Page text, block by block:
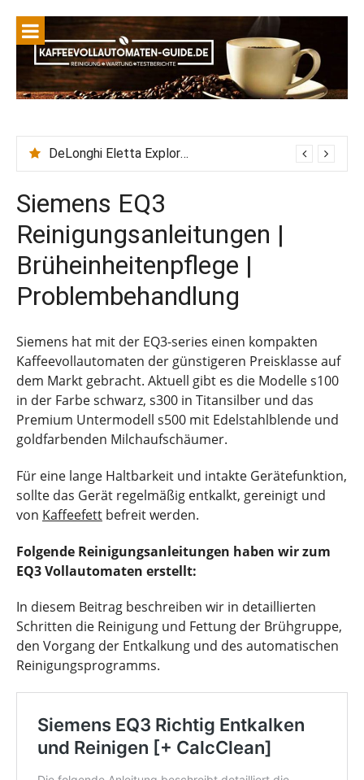
DeLonghi Eletta Explore Wasserhärte einstellen + Wasserfilter einsetzen
Siemens EQ3
Reinigungsanleitungen |
Brüheinheitenpflege |
Problembehandlung
Siemens hat mit der EQ3-series einen kompakten
Kaffeevollautomaten der günstigeren Preisklasse auf
dem Markt gebracht. Aktuell gibt es die Modelle s100
in der Farbe schwarz, s300 in Titansilber und das
Premium Untermodell s500 mit Edelstahlblende und
goldfarbenden Milchaufschäumer.
Für eine lange Haltbarkeit und intakte Gerätefunktion,
sollte das Gerät regelmäßig entkalkt, gereinigt und
von Kaffeefett befreit werden.
Folgende Reinigungsanleitungen haben wir zum
EQ3 Vollautomaten erstellt:
In diesem Beitrag beschreiben wir in detaillierten
Schritten die Reinigung und Fettung der Brühgruppe,
den Vorgang der Entkalkung und des automatischen
Reinigungsprogramms.